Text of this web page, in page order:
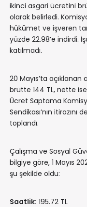
ikinci asgari ücretini
olarak belirledi.
hükümet ve işveren
yüzde 22.98’e indirdi.
katılmadı.
20 Mayıs’ta
brütte 144 TL, nette
Ücret Saptama
Sendikası’nın
toplandı.
Çalışma ve Sosyal
bilgiye göre, 1 Mayıs
şu şekilde oldu:
Saatlik: 195.72 TL